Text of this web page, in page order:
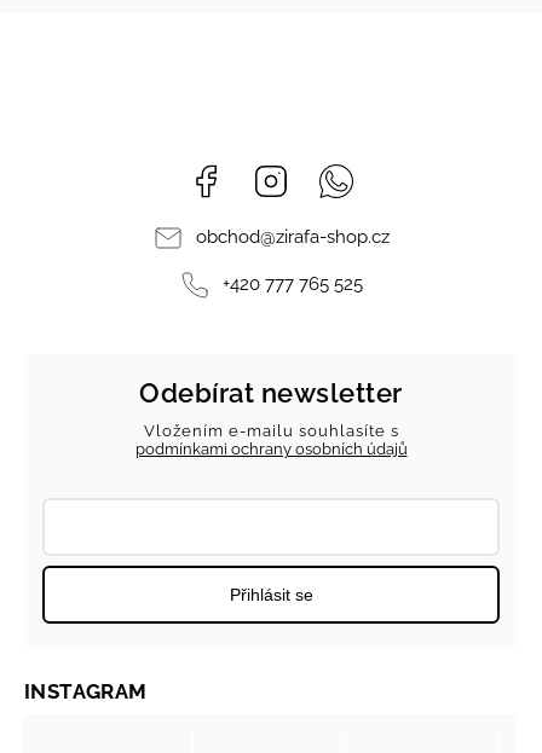
Facebook Instagram
obchod@zirafa-shop.cz
+420 777 765 525
Odebírat newsletter
Vložením e-mailu souhlasíte s
podmínkami ochrany osobních údajů
Přihlásit se
INSTAGRAM